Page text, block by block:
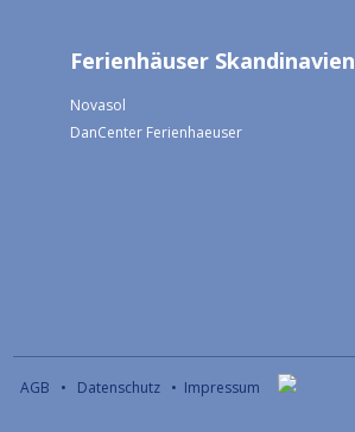
Ferienhäuser Skandinavien
Novasol
DanCenter Ferienhaeuser
AGB • Datenschutz • Impressum